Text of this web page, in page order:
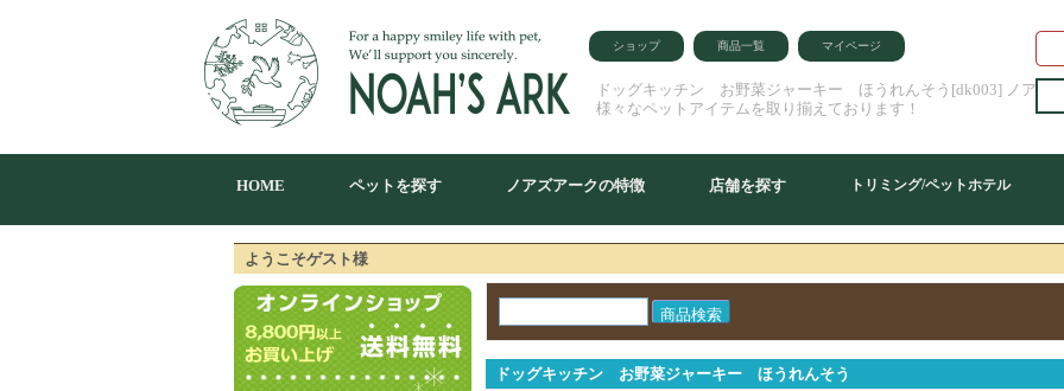
ショップ 商品一覧 マイページ
ドッグキッチン お野菜ジャーキー ほうれんそう[dk003] ノアズ
様々なペットアイテムを取り揃えております！
HOME ペットを探す ノアズアークの特徴 店舗を探す トリミング/ペットホテル
ようこそゲスト様
ドッグキッチン お野菜ジャーキー ほうれんそう